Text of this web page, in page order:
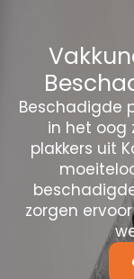
Beschadigde
in het oog
plakkers uit
zorgen